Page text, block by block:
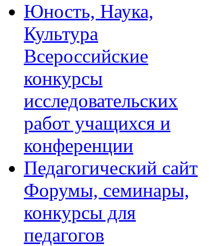
Юность, Наука,
Культура
Всероссийские
конкурсы
исследовательских
работ учащихся и
конференции
Педагогический сайт
Форумы, семинары,
конкурсы для
педагогов